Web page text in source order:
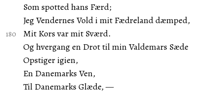
Som spotted hans Færd;
Jeg Vendernes Vold i mit Fædreland dæmped,
Mit Kors var mit Sværd.
Og hvergang en Drot til min Valdemars Sæde
Opstiger igien,
En Danemarks Ven,
Til Danemarks Glæde, —